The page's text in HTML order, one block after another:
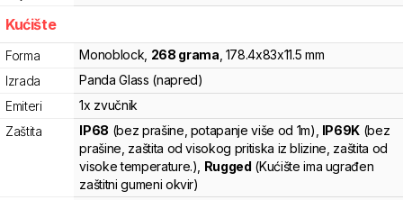
Kućište
Forma Monoblock 268 grama 178.4x83x11.5 mm
Izrada
Panda Glass (napred)
Emiteri
1x zvučnik
Zaštita
IP68 (bez prašine, potapanje više od 1m) IP69K (bez
prašine, zaštita od visokog pritiska iz blizine, zaštita od
visoke temperature.) Rugged (Kućište ima ugrađen
zaštitni gumeni okvir)